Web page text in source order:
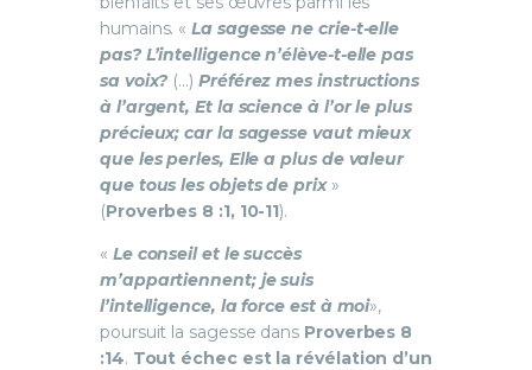
humains. «La sagesse ne crie-t-elle
pas? L’intelligence n’élève-t-elle pas
sa voix? (…) Préférez mes instructions
à l’argent, Et la science à l’or le plus
précieux; car la sagesse vaut mieux
que les perles, Elle a plus de valeur
que tous les objets de prix »
(Proverbes 8 :1, 10-11).
« Le conseil et le succès
m’appartiennent; je suis
l’intelligence, la force est à moi»,
poursuit la sagesse dans Proverbes 8
:14. Tout échec est la révélation d’un